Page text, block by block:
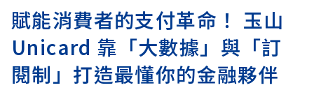
賦能消費者的支付革命！ 玉山
Unicard 靠「大數據」與「訂
閱制」打造最懂你的金融夥伴